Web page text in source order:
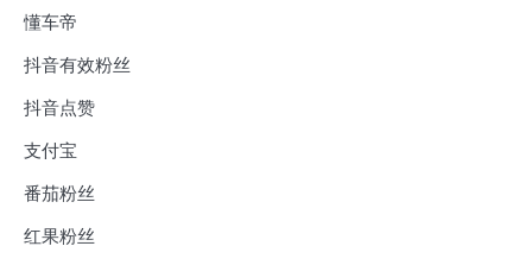
懂车帝
抖音有效粉丝
抖音点赞
支付宝
番茄粉丝
红果粉丝